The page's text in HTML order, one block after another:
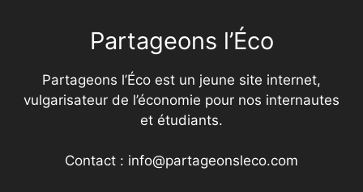
Partageons l’Éco
Partageons l’Éco est un jeune site internet,
vulgarisateur de l’économie pour nos internautes
et étudiants.
Contact : info@partageonsleco.com